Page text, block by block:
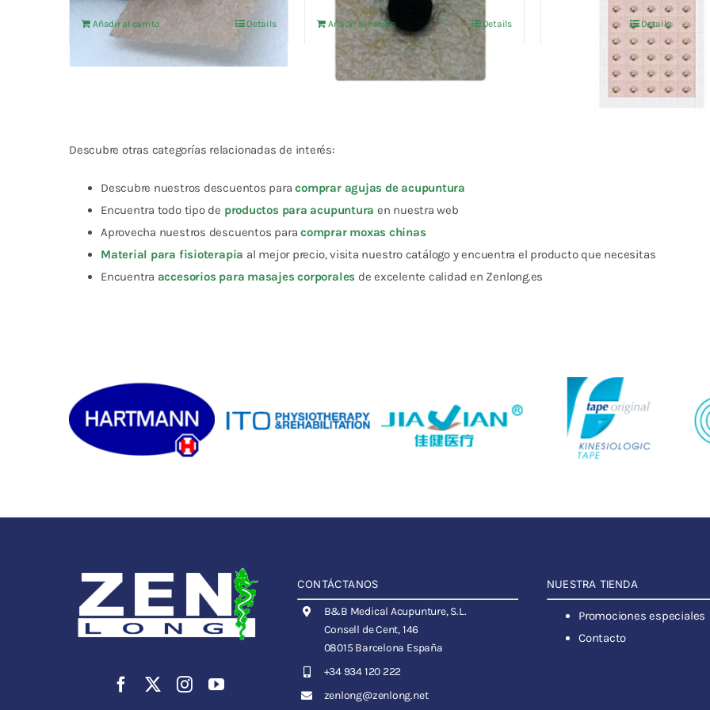
original
era:
7,81 €.
actual
es:
7,42 €.
Añadir al carrito Details
era:
11,72 €.
es:
11,13 €.
Añadir al carrito Details
original
12,00 €.
actual
es:
11,40 €.
Details
Descubre otras categorías relacionadas de interés:
Descubre nuestros descuentos paracomprar agujas de acupuntura
Encuentra todo tipo de productos para acupuntura en nuestra web
Aprovecha nuestros descuentos paracomprar moxas chinas
Material para fisioterapia al mejor precio, visita nuestro catálogo y encuentra el producto que necesitas
Encuentra accesorios para masajes corporales de excelente calidad en Zenlong.es
CONTÁCTANOS
B&B Medical Acupunture, S.L.
Consell de Cent, 146
08015 Barcelona España
+34 934 120 222
zenlong@zenlong.net
NUESTRA TIENDA
Promociones especiales
Contacto